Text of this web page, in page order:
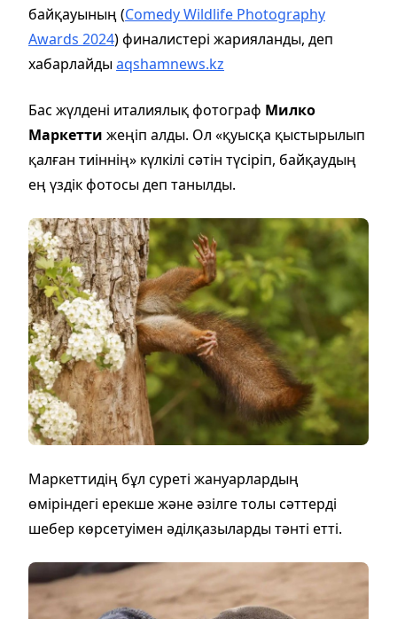
байқауының (Comedy Wildlife Photography
Awards 2024) финалистері жарияланды, деп
хабарлайдыaqshamnews.kz
Бас жүлдені италиялық фотограф Милко
Маркетти жеңіп алды. Ол «қуысқа қыстырылып
қалған тиіннің» күлкілі сәтін түсіріп, байқаудың
ең үздік фотосы деп танылды.
Маркеттидің бұл суреті жануарлардың
өміріндегі ерекше және әзілге толы сәттерді
шебер көрсетуімен әділқазыларды тәнті етті.